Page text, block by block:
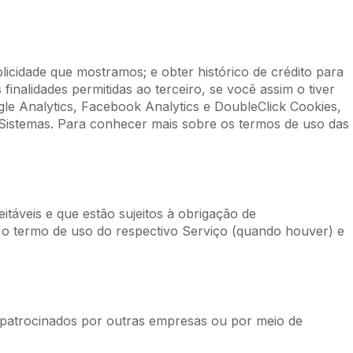
que mostramos; e obter histórico de crédito para
permitidas ao terceiro, se você assim o tiver
Analytics, Facebook Analytics e DoubleClick Cookies,
Para conhecer mais sobre os termos de uso das
e que estão sujeitos à obrigação de
termo de uso do respectivo Serviço (quando houver) e
por outras empresas ou por meio de